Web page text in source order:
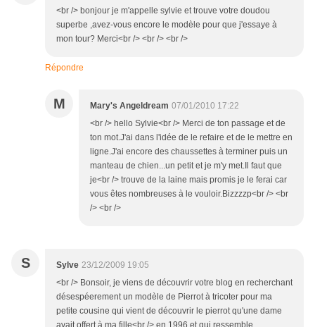
<br /> bonjour je m'appelle sylvie et trouve votre doudou
superbe ,avez-vous encore le modèle pour que j'essaye à
mon tour? Merci<br /> <br /> <br />
Répondre
M Mary's Angeldream 07/01/2010 17:22
<br /> hello Sylvie<br /> Merci de ton passage et de
ton mot.J'ai dans l'idée de le refaire et de le mettre en
ligne.J'ai encore des chaussettes à terminer puis un
manteau de chien...un petit et je m'y met.Il faut que
je<br /> trouve de la laine mais promis je le ferai car
vous êtes nombreuses à le vouloir.Bizzzzp<br /> <br
/> <br />
S Sylve 23/12/2009 19:05
<br /> Bonsoir, je viens de découvrir votre blog en recherchant
désespéerement un modèle de Pierrot à tricoter pour ma
petite cousine qui vient de découvrir le pierrot qu'une dame
avait offert à ma fille<br /> en 1996 et qui ressemble